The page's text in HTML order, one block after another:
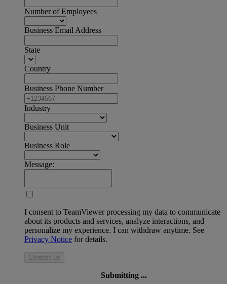
Number of Employees
Business Email Address
State
Country
Business Phone Number
Industry
Business Unit
Business Role
Message:
I consent to TeamViewer processing my data to communicate
about its products and services, analyze interactions, and
personalize my experience. I can withdraw anytime. See
Privacy Notice for details.
Contact us
Submitting ...